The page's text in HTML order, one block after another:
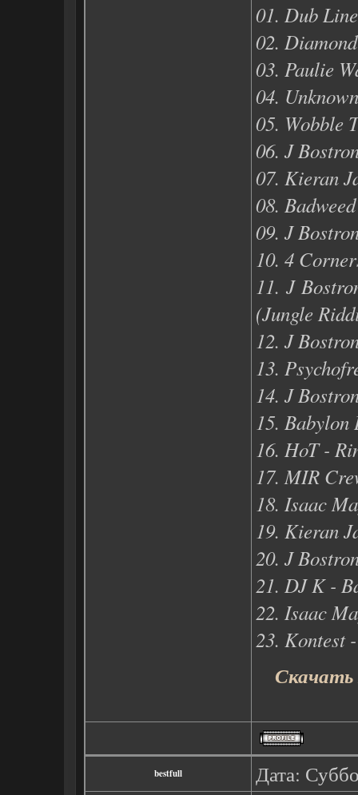
01. Dub
02.
03. Paulie
04.
05. Wobble
06. J
07. Kieran
08.
09. J
10. 4
11. J
(Jungle
12. J
13.
14. J
15.
16. HoT -
17. MIR
18. Isaac
19. Kieran
20. J
21. DJ K -
22. Isaac
23. Kontest
Скачать
bestfull Дата: